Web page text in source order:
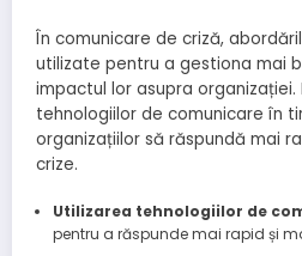
În comunicare de criză,
utilizate pentru a gestiona mai
impactul lor asupra organizației.
tehnologiilor de comunicare în
organizațiilor să răspundă mai
crize.
Utilizarea tehnologiilor de
pentru a răspunde mai rapid și